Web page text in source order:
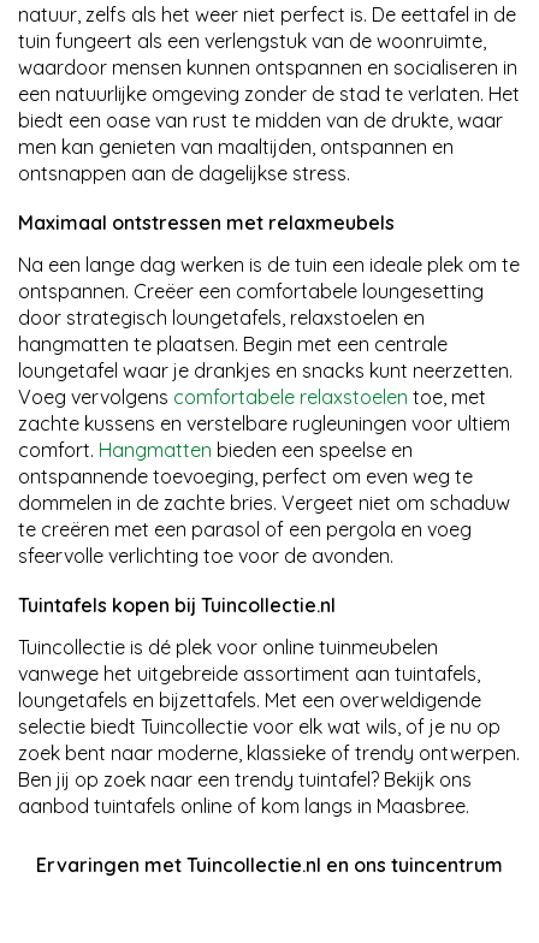
natuur, zelfs als het weer niet perfect is. De eettafel in de
tuin fungeert als een verlengstuk van de woonruimte,
waardoor mensen kunnen ontspannen en socialiseren in
een natuurlijke omgeving zonder de stad te verlaten. Het
biedt een oase van rust te midden van de drukte, waar
men kan genieten van maaltijden, ontspannen en
ontsnappen aan de dagelijkse stress.
Maximaal ontstressen met relaxmeubels
Na een lange dag werken is de tuin een ideale plek om te
ontspannen. Creëer een comfortabele loungesetting
door strategisch loungetafels, relaxstoelen en
hangmatten te plaatsen. Begin met een centrale
loungetafel waar je drankjes en snacks kunt neerzetten.
Voeg vervolgens comfortabele relaxstoelen toe, met
zachte kussens en verstelbare rugleuningen voor ultiem
comfort. Hangmatten bieden een speelse en
ontspannende toevoeging, perfect om even weg te
dommelen in de zachte bries. Vergeet niet om schaduw
te creëren met een parasol of een pergola en voeg
sfeervolle verlichting toe voor de avonden.
Tuintafels kopen bij Tuincollectie.nl
Tuincollectie is dé plek voor online tuinmeubelen
vanwege het uitgebreide assortiment aan tuintafels,
loungetafels en bijzettafels. Met een overweldigende
selectie biedt Tuincollectie voor elk wat wils, of je nu op
zoek bent naar moderne, klassieke of trendy ontwerpen.
Ben jij op zoek naar een trendy tuintafel? Bekijk ons
aanbod tuintafels online of kom langs in Maasbree.
Ervaringen met Tuincollectie.nl en ons tuincentrum